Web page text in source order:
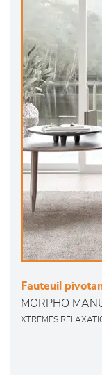
Fauteuil
MORPHO
XTREMES